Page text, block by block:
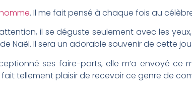
. Il me fait pensé à chaque fois au
il se déguste seulement avec les
Naël. Il sera un adorable souvenir de cette
ses faire-parts, elle m’a envoyé ce
tellement plaisir de recevoir ce genre de